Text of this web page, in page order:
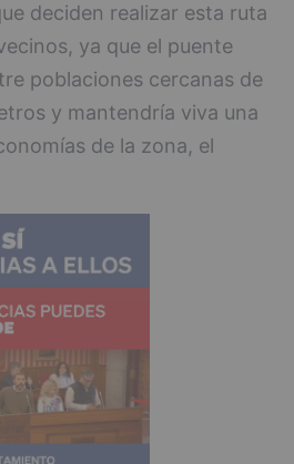
deciden realizar esta ruta
ya que el puente
poblaciones cercanas de
y mantendría viva una
de la zona, el